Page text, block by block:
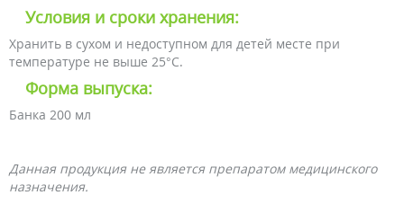
Условия и сроки хранения:
Хранить в сухом и недоступном для детей месте при
температуре не выше 25°С.
Форма выпуска:
Банка 200 мл
Данная продукция не является препаратом медицинского
назначения.